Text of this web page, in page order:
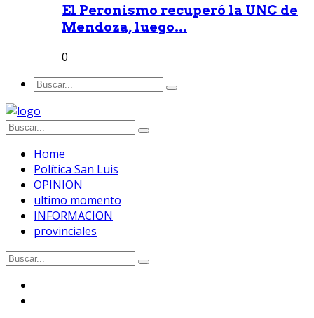
El Peronismo recuperó la UNC de
Mendoza, luego...
0
Home
Política San Luis
OPINION
ultimo momento
INFORMACION
provinciales